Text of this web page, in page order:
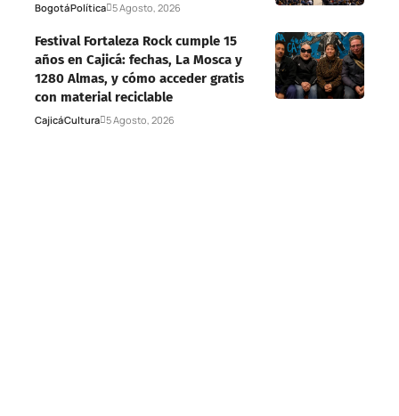
BogotáPolítica 5 Agosto, 2026
Festival Fortaleza Rock cumple 15
años en Cajicá: fechas, La Mosca y
1280 Almas, y cómo acceder gratis
con material reciclable
CajicáCultura 5 Agosto, 2026